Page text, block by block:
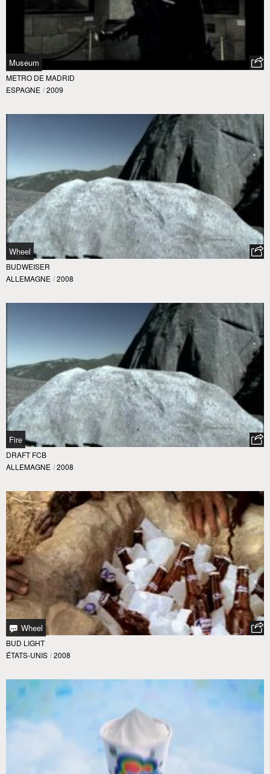
Museum
METRO DE MADRID
ESPAGNE / 2009
Wheel
BUDWEISER
ALLEMAGNE / 2008
Fire
DRAFT FCB
ALLEMAGNE / 2008
Wheel
BUD LIGHT
ÉTATS-UNIS / 2008